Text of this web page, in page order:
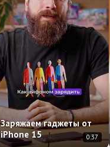
Заряжаем гаджеты от
iPhone 15
0:37